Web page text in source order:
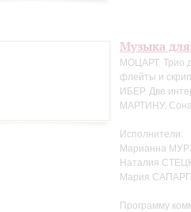
Музыка
МОЦАРТ. Трио
флейты и
ИБЕР. Две
МАРТИНУ.
Исполнители:
Марианна
Наталия
Мария
Программу